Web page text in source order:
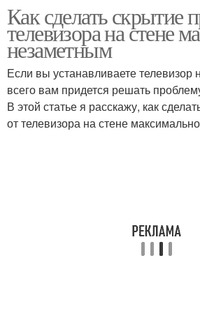
Как сделать скрытие
телевизора на стене
незаметным
Если вы устанавливаете телевизор
всего вам придется решать
В этой статье я расскажу, как
от телевизора на стене